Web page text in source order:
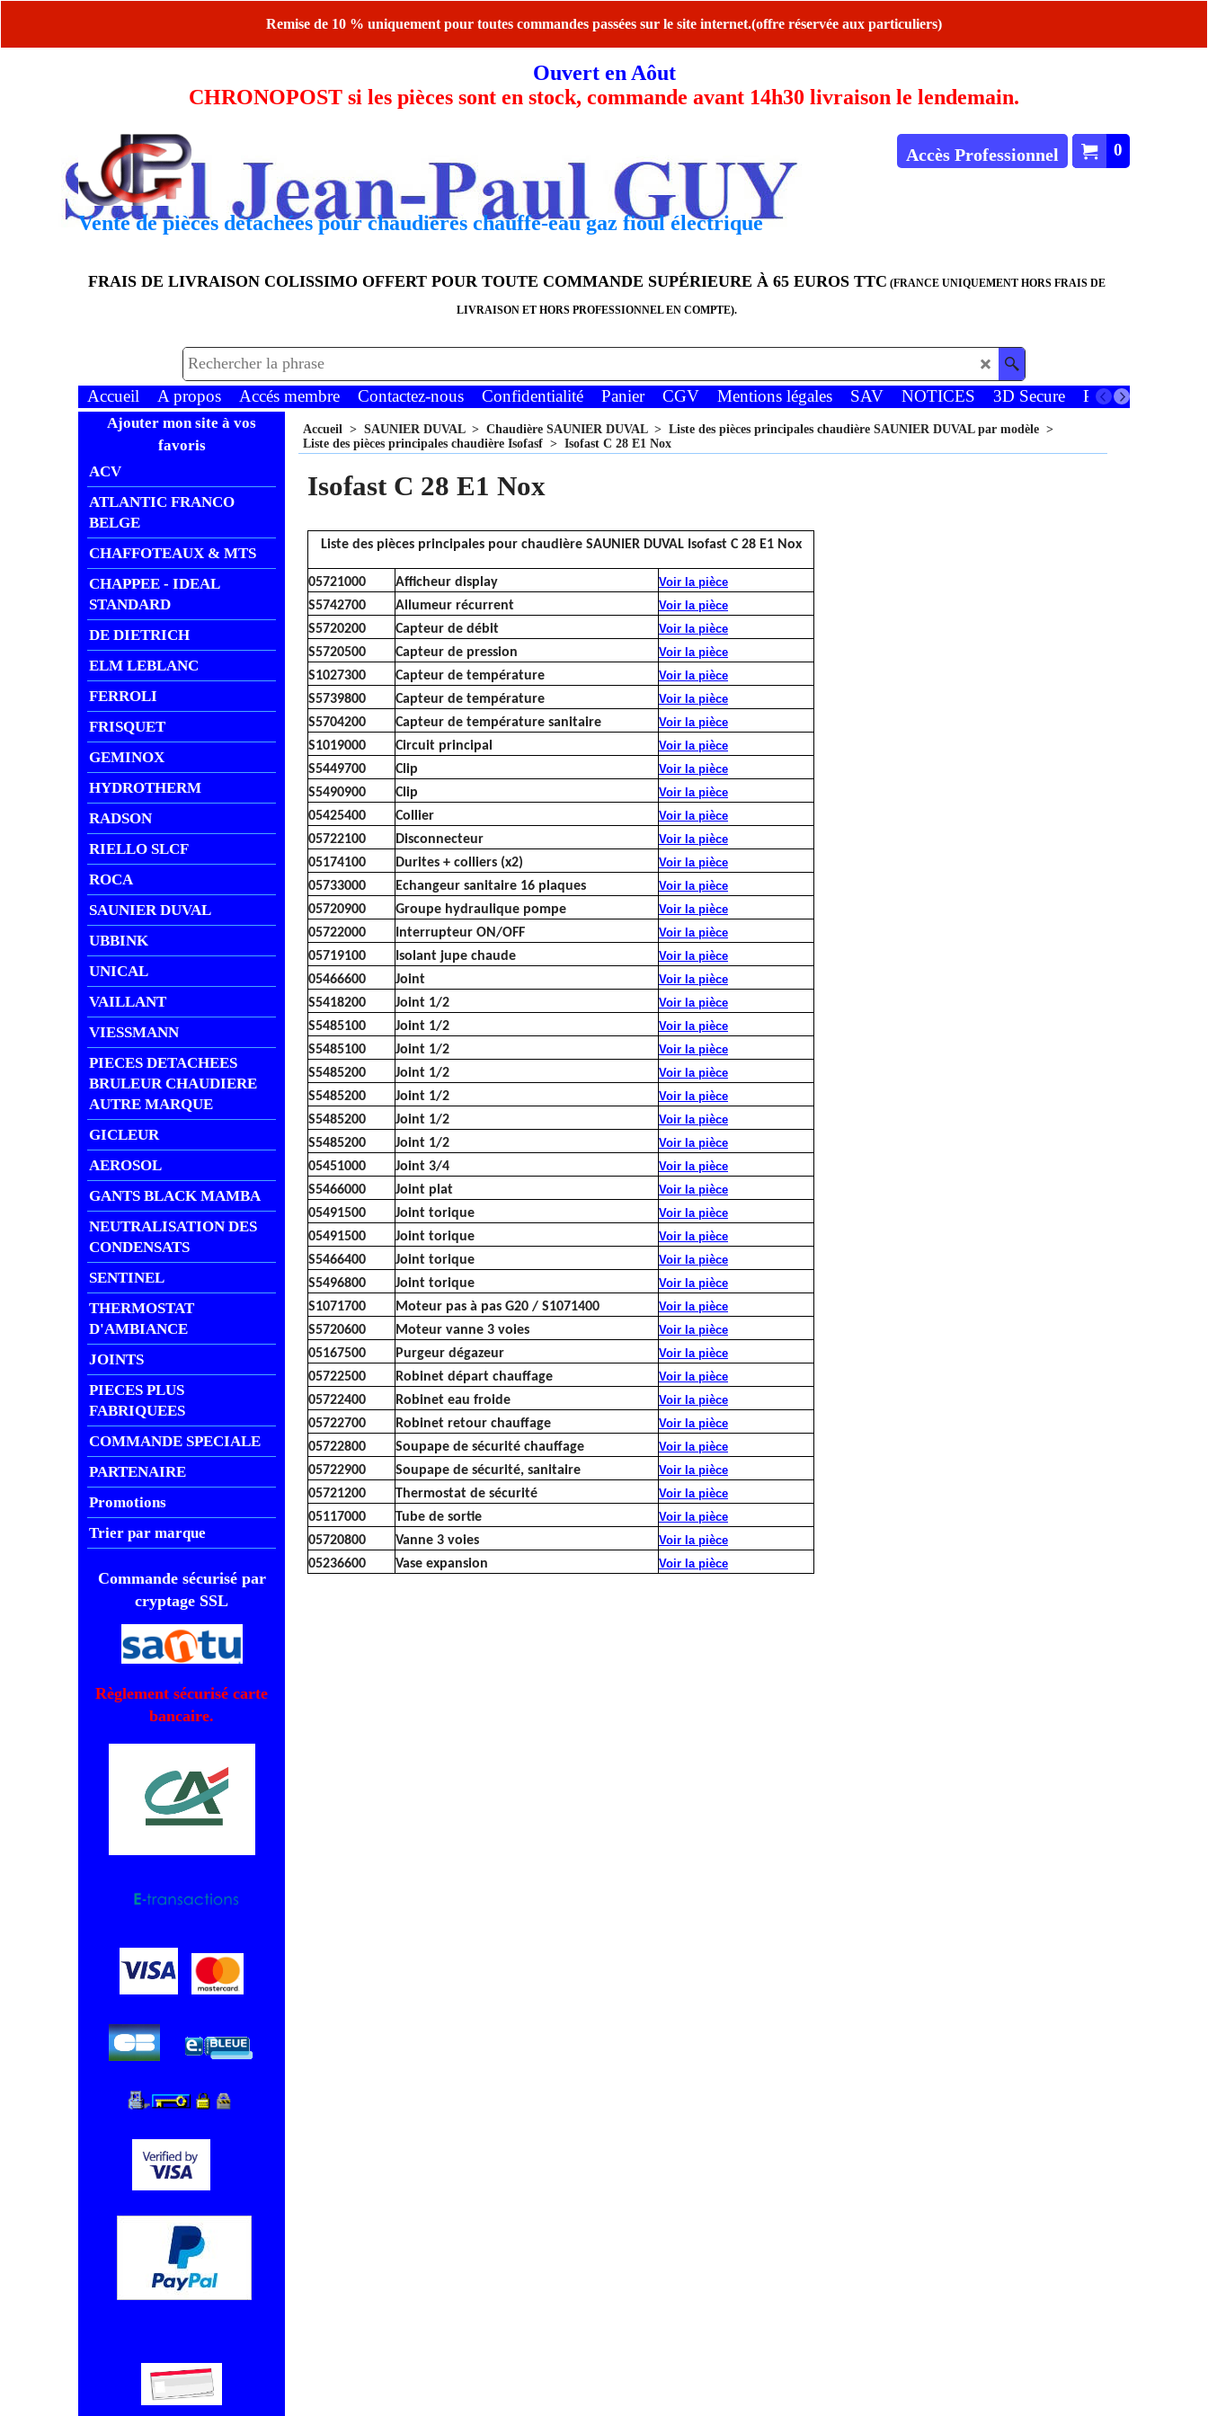
Remise de 10 % uniquement pour toutes commandes passées sur le site internet.(offre réservée aux particuliers)
Ouvert en Aôut
CHRONOPOST si les pièces sont en stock, commande avant 14h30 livraison le lendemain.
0
Accès Professionnel
Vente de pièces détachées pour chaudières chauffe-eau gaz fioul électrique
FRAIS DE LIVRAISON COLISSIMO OFFERT POUR TOUTE COMMANDE SUPÉRIEURE À 65 EUROS TTC (FRANCE UNIQUEMENT HORS FRAIS DE
LIVRAISON ET HORS PROFESSIONNEL EN COMPTE).
Accueil A propos Accés membre Contactez-nous Confidentialité Panier CGV Mentions légales SAV NOTICES 3D Secure Paiements
Ajouter mon site à vos
favoris
ACV
ATLANTIC FRANCO
BELGE
CHAFFOTEAUX & MTS
CHAPPEE - IDEAL
STANDARD
DE DIETRICH
ELM LEBLANC
FERROLI
FRISQUET
GEMINOX
HYDROTHERM
RADSON
RIELLO SLCF
ROCA
SAUNIER DUVAL
UBBINK
UNICAL
VAILLANT
VIESSMANN
PIECES DETACHEES
BRULEUR CHAUDIERE
AUTRE MARQUE
GICLEUR
AEROSOL
GANTS BLACK MAMBA
NEUTRALISATION DES
CONDENSATS
SENTINEL
THERMOSTAT
D'AMBIANCE
JOINTS
PIECES PLUS
FABRIQUEES
COMMANDE SPECIALE
PARTENAIRE
Promotions
Trier par marque
Commande sécurisé par
cryptage SSL
Règlement sécurisé carte
bancaire.
Accueil > SAUNIER DUVAL> Chaudière SAUNIER DUVAL> Liste des pièces principales chaudière SAUNIER DUVAL par modèle >
Liste des pièces principales chaudière Isofasf > Isofast C 28 E1 Nox
Isofast C 28 E1 Nox
Liste des pièces principales pour chaudière SAUNIER DUVAL Isofast C 28 E1 Nox
05721000 Afficheur display Voir la pièce
S5742700 Allumeur récurrent Voir la pièce
S5720200 Capteur de débit Voir la pièce
S5720500 Capteur de pression Voir la pièce
S1027300 Capteur de température Voir la pièce
S5739800 Capteur de température Voir la pièce
S5704200 Capteur de température sanitaire Voir la pièce
S1019000 Circuit principal Voir la pièce
S5449700 Clip Voir la pièce
S5490900 Clip Voir la pièce
05425400 Collier Voir la pièce
05722100 Disconnecteur Voir la pièce
05174100 Durites + colliers (x2) Voir la pièce
05733000 Echangeur sanitaire 16 plaques Voir la pièce
05720900 Groupe hydraulique pompe Voir la pièce
05722000 Interrupteur ON/OFF Voir la pièce
05719100 Isolant jupe chaude Voir la pièce
05466600 Joint Voir la pièce
S5418200 Joint 1/2 Voir la pièce
S5485100 Joint 1/2 Voir la pièce
S5485100 Joint 1/2 Voir la pièce
S5485200 Joint 1/2 Voir la pièce
S5485200 Joint 1/2 Voir la pièce
S5485200 Joint 1/2 Voir la pièce
S5485200 Joint 1/2 Voir la pièce
05451000 Joint 3/4 Voir la pièce
S5466000 Joint plat Voir la pièce
05491500 Joint torique Voir la pièce
05491500 Joint torique Voir la pièce
S5466400 Joint torique Voir la pièce
S5496800 Joint torique Voir la pièce
S1071700 Moteur pas à pas G20 / S1071400 Voir la pièce
S5720600 Moteur vanne 3 voies Voir la pièce
05167500 Purgeur dégazeur Voir la pièce
05722500 Robinet départ chauffage Voir la pièce
05722400 Robinet eau froide Voir la pièce
05722700 Robinet retour chauffage Voir la pièce
05722800 Soupape de sécurité chauffage Voir la pièce
05722900 Soupape de sécurité, sanitaire Voir la pièce
05721200 Thermostat de sécurité Voir la pièce
05117000 Tube de sortie Voir la pièce
05720800 Vanne 3 voies Voir la pièce
05236600 Vase expansion Voir la pièce